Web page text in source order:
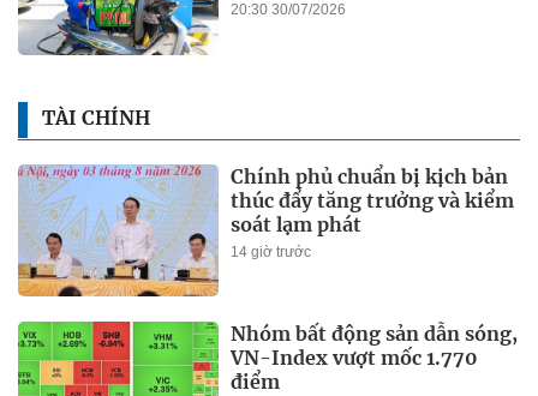
20:30 30/07/2026
TÀI CHÍNH
Chính phủ chuẩn bị kịch bản
thúc đẩy tăng trưởng và kiểm
soát lạm phát
14 giờ trước
Nhóm bất động sản dẫn sóng,
VN-Index vượt mốc 1.770
điểm